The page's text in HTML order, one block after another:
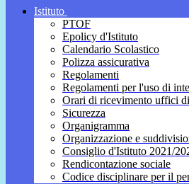
Istituto
PTOF
Epolicy d'Istituto
Calendario Scolastico
Polizza assicurativa
Regolamenti
Regolamenti per l'uso di
Orari di ricevimento uffici di
Sicurezza
Organigramma
Organizzazione e
Consiglio d'Istituto 2021/
Rendicontazione sociale
Codice disciplinare per il